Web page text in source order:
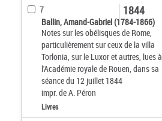
7
Ballin, Amand-Gabriel (1784-1866)
Notes sur les obélisques de Rome,
particulièrement sur ceux de la villa
Torlonia, sur le Luxor et autres, lues à
l'Académie royale de Rouen, dans sa
séance du 12 juillet 1844
impr. de A. Péron
1844
Livres